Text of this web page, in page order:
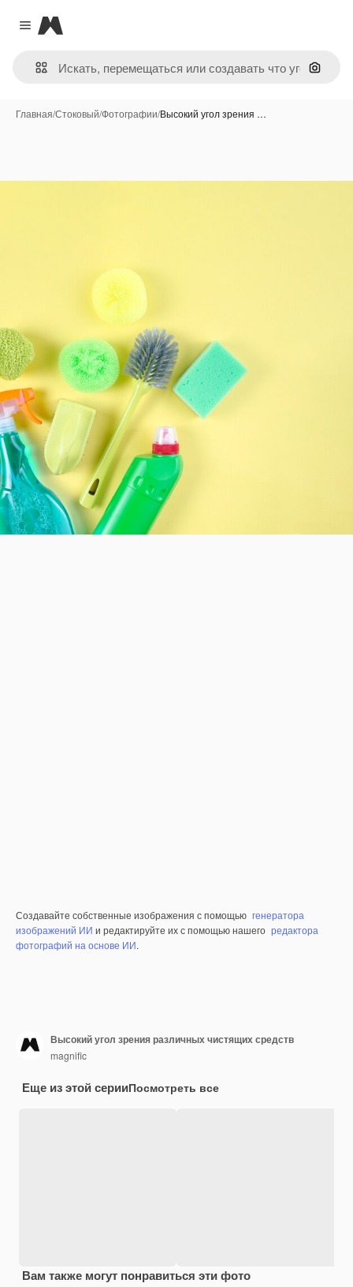
Close menu
Magnific
Поиск
Главная/Стоковый/Фотографии/Высокий угол зрения …
Создавайте собственные изображения с помощью генератора
изображений ИИ и редактируйте их с помощью нашего редактора
фотографий на основе ИИ.
Высокий угол зрения различных чистящих средств
magnific
Еще из этой серииПосмотреть все
Вам также могут понравиться эти фото